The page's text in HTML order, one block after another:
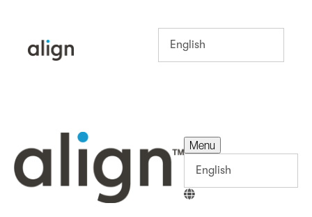
Menu